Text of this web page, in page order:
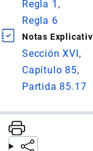
Regla 1
Regla 6
Notas
Sección XVI
Capítulo 85
Partida 85.17